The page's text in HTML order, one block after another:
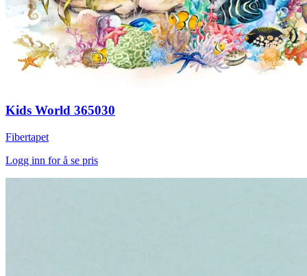
Kids World 365030
Fibertapet
Logg inn for å se pris